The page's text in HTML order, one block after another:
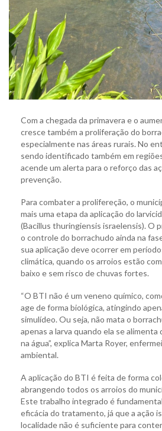
Com a chegada da primavera e o
cresce também a proliferação do
especialmente nas áreas rurais. No
sendo identificado também em
acende um alerta para o reforço das
prevenção.
Para combater a prolifereção, o
mais uma etapa da aplicação do
(Bacillus thuringiensis israelensis). O
o controle do borrachudo ainda na
sua aplicação deve ocorrer em
climática, quando os arroios estão
baixo e sem risco de chuvas fortes.
“O BTI não é um veneno químico,
age de forma biológica, atingindo
simulídeo. Ou seja, não mata o
apenas a larva quando ela se
na água”, explica Marta Royer,
ambiental.
A aplicação do BTI é feita de forma
abrangendo todos os arroios do
Este trabalho integrado é
eficácia do tratamento, já que a ação
localidade não é suficiente para